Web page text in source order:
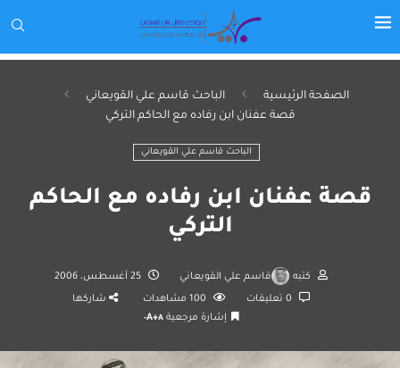
الصفحة الرئيسية
الباحث قاسم علي القويعاني
قصة عفنان ابن رفاده مع الحاكم التركي
الباحث قاسم علي القويعاني
قصة عفنان ابن رفاده مع الحاكم
التركي
كتبه قاسم علي القويعاني 25 أغسطس، 2006
100 مشاهدات
شاركها
إشارة مرجعية
A+A-